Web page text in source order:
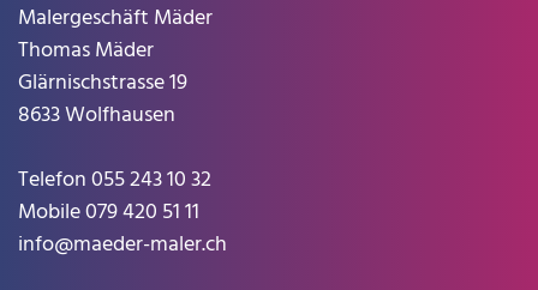
Malergeschäft Mäder
Thomas Mäder
Glärnischstrasse 19
8633 Wolfhausen
Telefon055 243 10 32
Mobile079 420 51 11
info@maeder-maler.ch